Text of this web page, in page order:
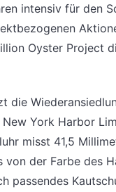
intensiv für den
Oyster Project
die
New York Harbor
misst 41,5
der Farbe des
passendes